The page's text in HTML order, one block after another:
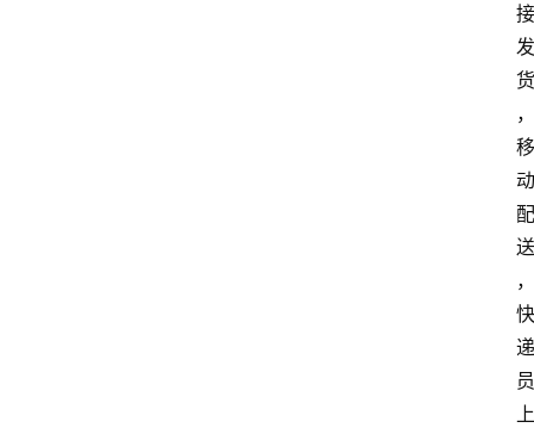
接
发
货
，
移
动
配
送
，
快
递
员
上